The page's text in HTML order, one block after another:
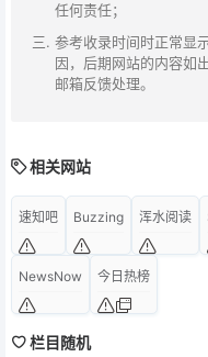
任何责任；
参考收录时间时正常显
因，后期网站的内容如
邮箱反馈处理。
相关网站
速知吧 Buzzing 浑水阅读
NewsNow 今日热榜
栏目随机